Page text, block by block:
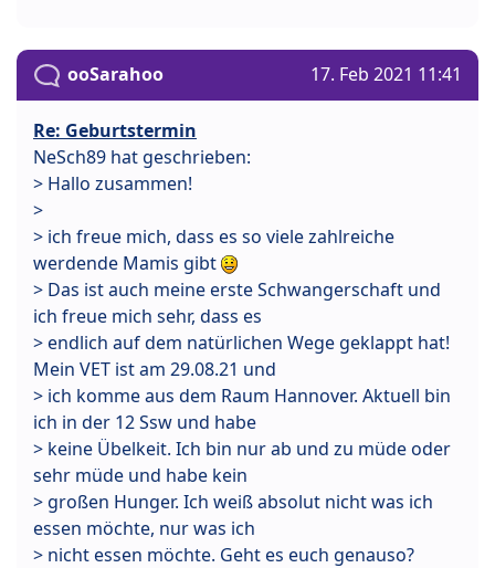
ooSarahoo 17. Feb 2021 11:41
Re: Geburtstermin
NeSch89 hat geschrieben:
> Hallo zusammen!
>
> ich freue mich, dass es so viele zahlreiche
werdende Mamis gibt
> Das ist auch meine erste Schwangerschaft und
ich freue mich sehr, dass es
> endlich auf dem natürlichen Wege geklappt hat!
Mein VET ist am 29.08.21 und
> ich komme aus dem Raum Hannover. Aktuell bin
ich in der 12 Ssw und habe
> keine Übelkeit. Ich bin nur ab und zu müde oder
sehr müde und habe kein
> großen Hunger. Ich weiß absolut nicht was ich
essen möchte, nur was ich
> nicht essen möchte. Geht es euch genauso?